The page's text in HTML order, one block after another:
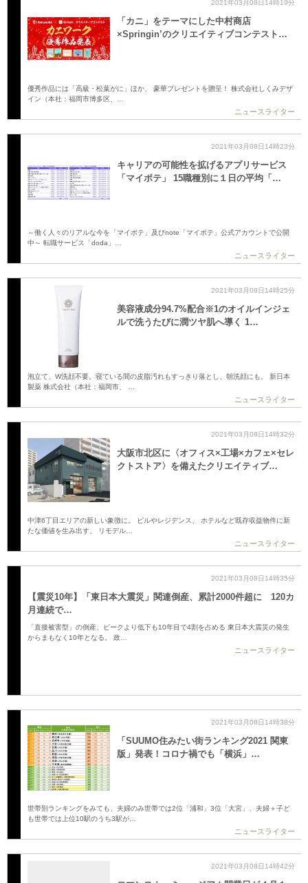
2021年03月08日14時19分
「カニ」をテーマにした中村商店
×Springin’のクリエイティブコンテスト…
優秀作品には「高級・松葉がに」ほか、 豪華プレゼントを贈呈！ 株式会社しくみデザ
イン（本社：福岡市博多区、…
ニュースライター
2021年03月08日14時23分
キャリアの可能性を拡げるアプリサービス
「マイポテ」 15職種別に１日の平均「…
～働く人々のリアルな今を「マイポテ」及びnote「マイポテ」公式アカウントで公開
中～ 転職サービス「doda」…
ニュースライター
2021年03月08日14時25分
美容液成分94.7%配合※1のオイルインジェ
ルで洗うたびに潤ツヤ肌へ導く 1…
泡立て、W洗顔不要。寝ている間の皮脂汚れもすっきり落とし、朝洗顔にも。 新日本
製薬 株式会社（本社：福岡市、 …
ニュースライター
2021年03月08日14時32分
大阪市北区に〈オフィス×工場×カフェ×セレ
クトストア〉を備えたクリエイティブ…
中津6丁目エリアの新しい象徴に。 ビルやレジデンス、 ホテルなど既存収益物件に新
たな価値を生み出す、 リモデル…
ニュースライター
2021年03月08日14時35分
【震災10年】「東日本大震災」関連倒産、累計2000件超に 120カ
月連続で…
「直接被害型」の倒産、ピークより低下も10年目で4割を占める 東日本大震災の発生
からまもなく10年となる。 政…
ニュースライター
2021年03月08日14時38分
「SUUMO住みたい街ランキング2021 関東
版」発表！コロナ禍でも「横浜」…
世帯別ランキングをみても、夫婦のみ世帯では2位「浦和」3位「大宮」、夫婦＋子ど
も世帯では上位10駅のうち3駅が…
ニュースライター
2021年03月08日14時42分